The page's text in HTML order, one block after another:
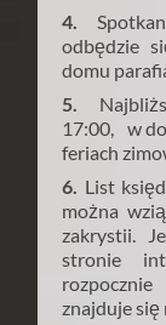
4.
odbędzie
domu
5.
17:00, w
feriach
6. List
można
zakrystii.
stronie
znajduje